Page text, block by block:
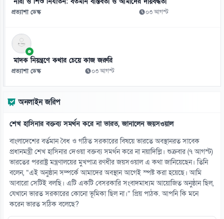
০৮ আগস্ট
১২
আমিরাতে ঈদে মিলাদুন্নবীর ছুটি ২৮ আগস্ট
০৮ আগস্ট
০৮ আগস্ট
১৪
রুশ তেল কিনে বিপাকে ভারত-চীন, ১০০ শতাংশ শুল্কের বিল পাস
০৮ আগস্ট
১৫
৫৪ রানে অলআউট বাংলাদেশ, ইনিংস ব্যবধানে লজ্জার হার
০৮ আগস্ট
প্রত্যাশা ডেস্ক ০৩ আগস্ট
মাদক নিয়ন্ত্রণে কথার চেয়ে কাজ জরুরি
প্রত্যাশা ডেস্ক ০৩ আগস্ট
অনলাইন জরিপ
শেখ হাসিনার বক্তব্য সমর্থন করে না ভারত, জানালেন জয়সওয়াল
বাংলাদেশের বর্তমান বৈধ ও গঠিত সরকারের বিষয়ে ভারতে অবস্থানরত সাবেক
প্রধানমন্ত্রী শেখ হাসিনার দেওয়া বক্তব্য সমর্থন করে না নয়াদিল্লি। শুক্রবার (৭ আগস্ট)
ভারতের পররাষ্ট্র মন্ত্রণালয়ের মুখপাত্র রণধীর জয়সওয়াল এ কথা জানিয়েছেন। তিনি
বলেন, “এই অনুষ্ঠান সম্পর্কে আমাদের অবস্থান আগেই স্পষ্ট করা হয়েছে। আমি
আবারো সেটিই বলছি। এটি একটি বেসরকারি সংবাদমাধ্যম আয়োজিত অনুষ্ঠান ছিল,
যেখানে ভারত সরকারের কোনো ভূমিকা ছিল না।” প্রিয় পাঠক. আপনি কি মনে
করেন ভারত সঠিক বলেছে?